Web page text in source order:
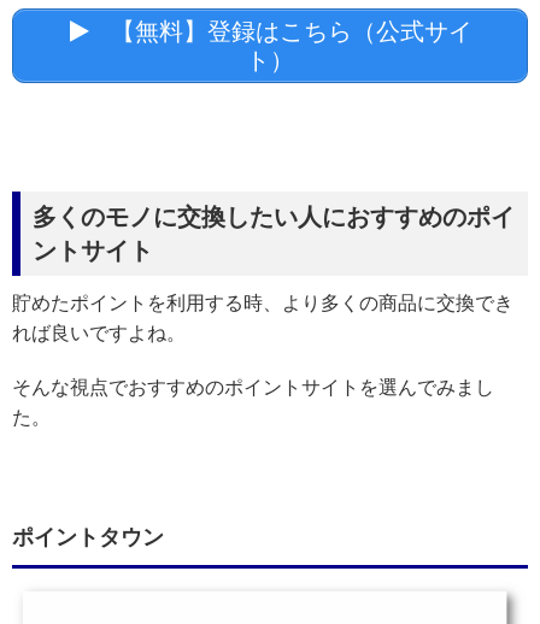
【無料】登録はこちら（公式サイ
ト）
多くのモノに交換したい人におすすめのポイ
ントサイト
貯めたポイントを利用する時、より多くの商品に交換でき
れば良いですよね。
そんな視点でおすすめのポイントサイトを選んでみまし
た。
ポイントタウン